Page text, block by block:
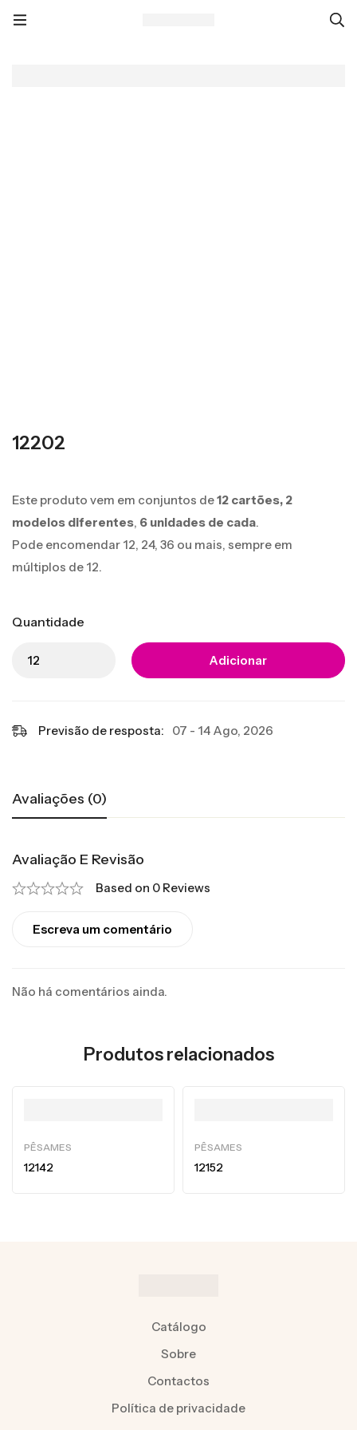
12202
Este produto vem em conjuntos de12 cartões, 2
modelos diferentes, 6 unidades de cada.
Pode encomendar 12, 24, 36 ou mais, sempre em
múltiplos de 12.
Quantidade
Adicionar
Previsão de resposta: 07 - 14 Ago, 2026
Avaliações (0)
Avaliação E Revisão
Based on 0 Reviews
Escreva um comentário
Não há comentários ainda.
Produtos relacionados
PÊSAMES
12142
PÊSAMES
12152
Catálogo
Sobre
Contactos
Política de privacidade